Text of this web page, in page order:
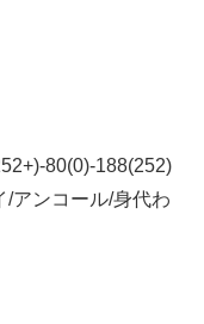
80(0)-188(252)
/アンコール/身代わ